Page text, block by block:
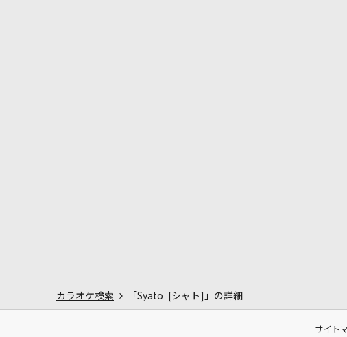
カラオケ検索 「Syato [シャト]」の詳細
サイト